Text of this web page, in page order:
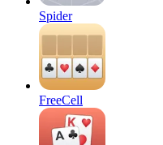
Spider
FreeCell